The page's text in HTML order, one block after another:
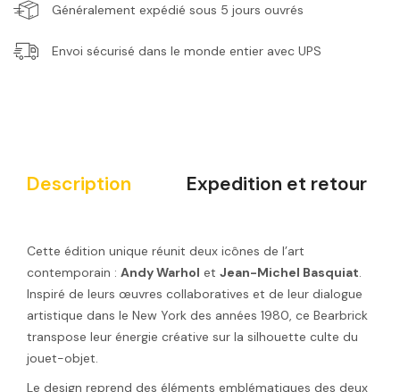
Généralement expédié sous 5 jours ouvrés
Envoi sécurisé dans le monde entier avec UPS
Description Expedition et retour
Cette édition unique réunit deux icônes de l’art
contemporain : Andy Warhol et Jean-Michel Basquiat.
Inspiré de leurs œuvres collaboratives et de leur dialogue
artistique dans le New York des années 1980, ce Bearbrick
transpose leur énergie créative sur la silhouette culte du
jouet-objet.
Le design reprend des éléments emblématiques des deux